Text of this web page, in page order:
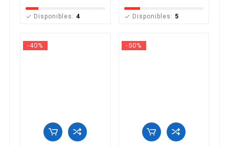
 Disponibles:4  Disponibles: 5
-40% -50%